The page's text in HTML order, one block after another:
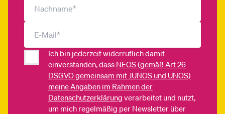
Ich bin jederzeit widerruflich damit
einverstanden, dass NEOS (gemäß Art 26
DSGVO gemeinsam mit JUNOS und UNOS)
meine Angaben im Rahmen der
Datenschutzerklärung verarbeitet und nutzt,
um mich regelmäßig per Newsletter über